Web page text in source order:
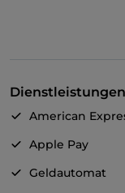
Dienstleistungen
American
Apple Pay
Geldautomat